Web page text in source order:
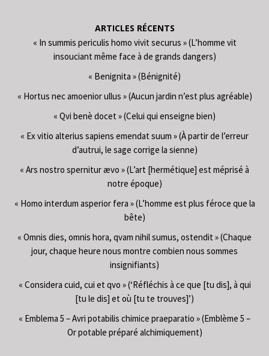
ARTICLES RÉCENTS
« In summis periculis homo vivit securus » (L’homme vit
insouciant même face à de grands dangers)
« Benignita » (Bénignité)
« Hortus nec amoenior ullus » (Aucun jardin n’est plus agréable)
« Qvi benè docet » (Celui qui enseigne bien)
« Ex vitio alterius sapiens emendat suum » (À partir de l’erreur
d’autrui, le sage corrige la sienne)
« Ars nostro spernitur ævo » (L’art [hermétique] est méprisé à
notre époque)
« Homo interdum asperior fera » (L’homme est plus féroce que la
bête)
« Omnis dies, omnis hora, qvam nihil sumus, ostendit » (Chaque
jour, chaque heure nous montre combien nous sommes
insignifiants)
« Considera cuid, cui et qvo » (‘Réfléchis à ce que [tu dis], à qui
[tu le dis] et où [tu te trouves]’)
« Emblema 5 – Avri potabilis chimice praeparatio » (Emblème 5 –
Or potable préparé alchimiquement)